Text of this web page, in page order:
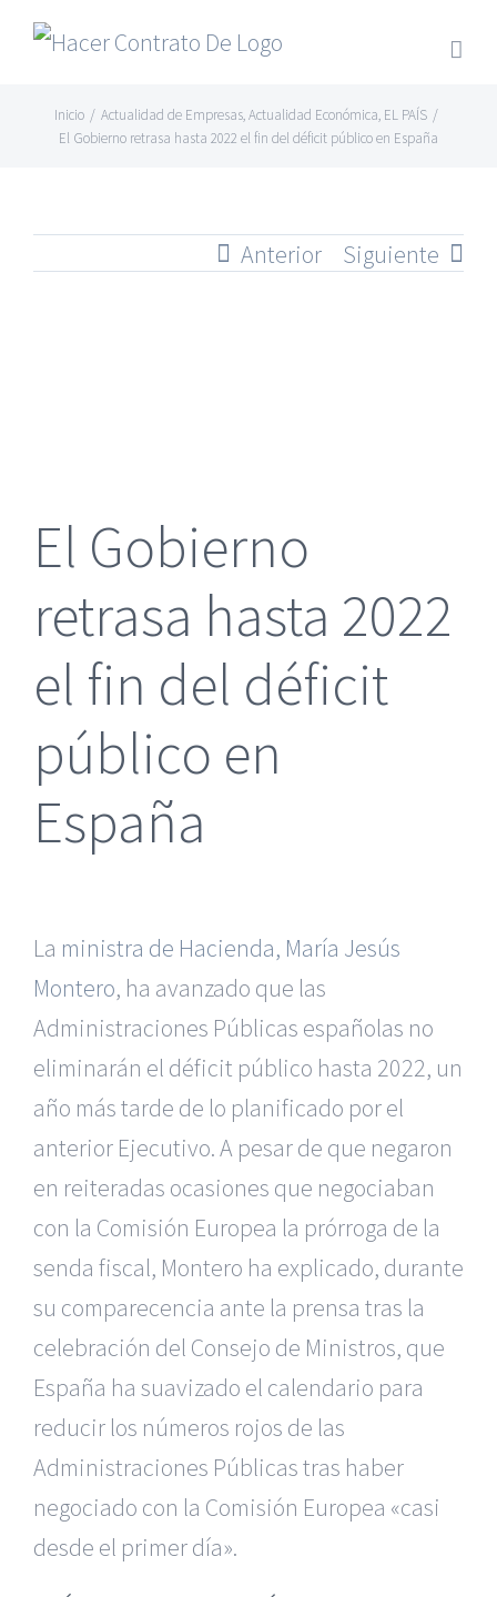
Skip
Inicio / Actualidad de Empresas,Actualidad Económica, EL PAÍS /
El Gobierno retrasa hasta 2022 el fin del déficit público en España
Anterior Siguiente
El Gobierno
retrasa hasta 2022
el fin del déficit
público en
España
La ministra de Hacienda, María Jesús
Montero, ha avanzado que las
Administraciones Públicas españolas no
eliminarán el déficit público hasta 2022, un
año más tarde de lo planificado por el
anterior Ejecutivo. A pesar de que negaron
en reiteradas ocasiones que negociaban
con la Comisión Europea la prórroga de la
senda fiscal, Montero ha explicado, durante
su comparecencia ante la prensa tras la
celebración del Consejo de Ministros, que
España ha suavizado el calendario para
reducir los números rojos de las
Administraciones Públicas tras haber
negociado con la Comisión Europea «casi
desde el primer día».